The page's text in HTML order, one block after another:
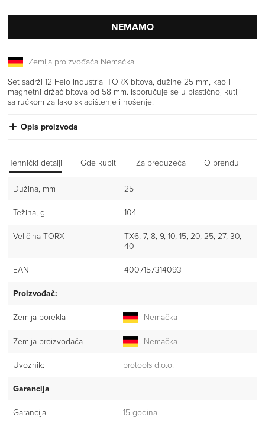
NEMAMO
Zemlja proizvođača Nemačka
Set sadrži 12 Felo Industrial TORX bitova, dužine 25 mm, kao i
magnetni držač bitova od 58 mm. Isporučuje se u plastičnoj kutiji
sa ručkom za lako skladištenje i nošenje.
Opis proizvoda
Tehnički detalji Gde kupiti Za preduzeća O brendu
Dužina, mm 25
Težina, g 104
Veličina TORX
TX6, 7, 8, 9, 10, 15, 20, 25, 27, 30,
40
EAN 4007157314093
Proizvođač:
Zemlja porekla Nemačka
Zemlja proizvođača Nemačka
Uvoznik: brotools d.o.o.
Garancija
Garancija 15 godina